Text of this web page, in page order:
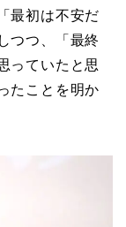
最初は不安だ
つつ、「最終
っていたと思
たことを明か